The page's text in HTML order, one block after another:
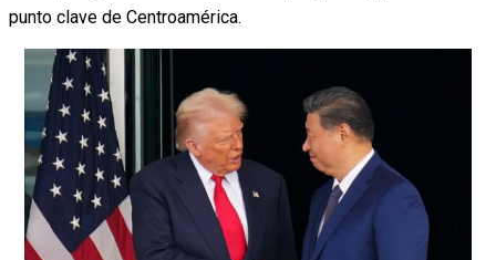
punto clave de Centroamérica.